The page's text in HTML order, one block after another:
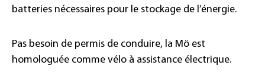
batteries nécessaires pour le stockage de l’énergie.
Pas besoin de permis de conduire, la Mö est
homologuée comme vélo à assistance électrique.